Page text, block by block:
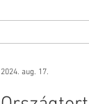
2024. aug. 17.